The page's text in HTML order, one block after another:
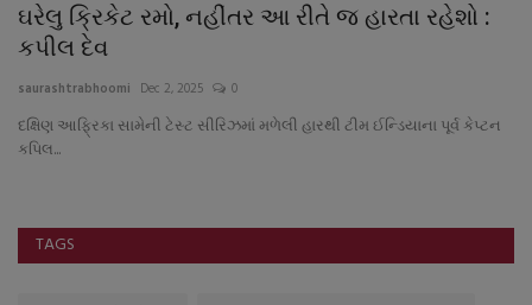
ઘરેલુ ક્રિકેટ રમો, નહીંતર આ રીતે જ હારતા રહેશો :
કપીલ દેવ
saurashtrabhoomi Dec 2, 2025 0
દક્ષિણ આફ્રિકા સામેની ટેસ્ટ સીરિઝમાં મળેલી હારથી ટીમ ઈન્ડિયાના પૂર્વ કેપ્ટન
કપિલ...
TAGS